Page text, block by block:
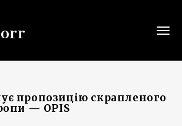
пропозицію скрапленого
— OPIS